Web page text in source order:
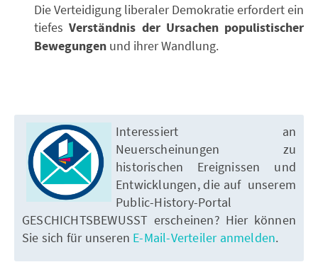
Die Verteidigung liberaler Demokratie erfordert ein
tiefesVerständnis der Ursachen populistischer
Bewegungen und ihrer Wandlung.
Interessiert an
Neuerscheinungen zu
historischen Ereignissen und
Entwicklungen, die auf unserem
Public-History-Portal
GESCHICHTSBEWUSST erscheinen? Hier können
Sie sich für unseren E-Mail-Verteiler anmelden.